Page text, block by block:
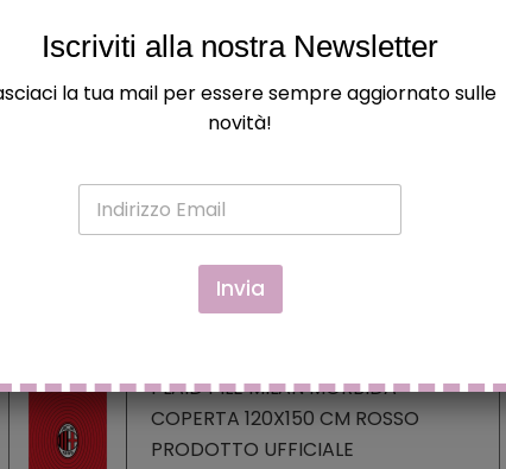
acquistato questo prodotto possono lasciare una
PLAID PILE MILAN MORBIDA
COPERTA 120X150 CM ROSSO
PRODOTTO UFFICIALE
Iscriviti alla nostra Newsletter
la tua mail per essere sempre aggiornato sulle
novità!
Invia